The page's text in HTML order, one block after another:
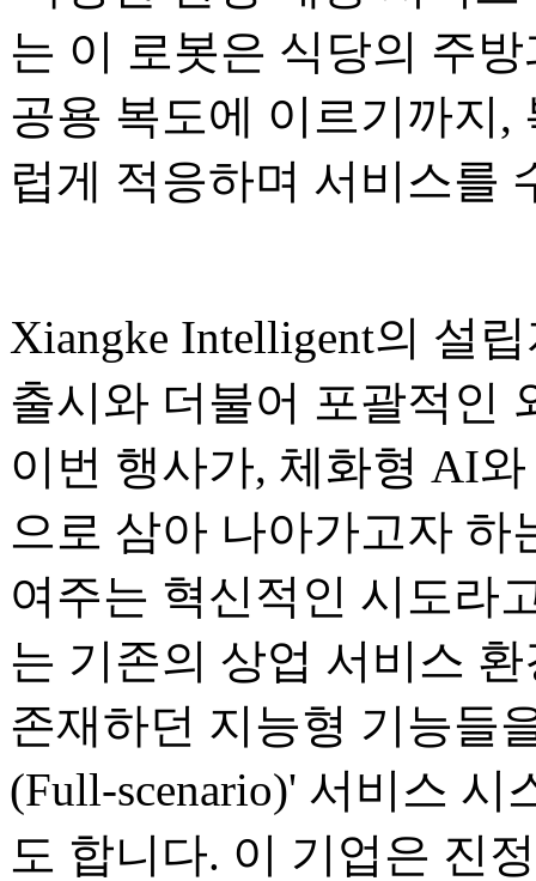
는 이 로봇은 식당의 주
공용 복도에 이르기까지,
럽게 적응하며 서비스를
Xiangke Intelligent의 설
출시와 더불어 포괄적인
이번 행사가, 체화형 AI
으로 삼아 나아가고자
여주는 혁신적인 시도라
는 기존의 상업 서비스
존재하던 지능형 기능들
(Full-scenario)' 서비스
도 합니다. 이 기업은 진